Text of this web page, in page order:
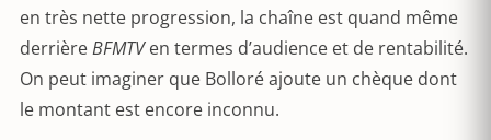
en très nette progression, la chaîne est quand même
derrièreBFMTVen termes d’audience et de rentabilité.
On peut imaginer que Bolloré ajoute un chèque dont
le montant est encore inconnu.